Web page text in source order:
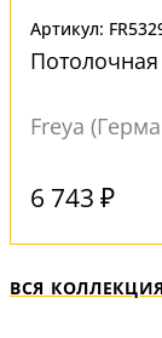
Артикул:
Потолочная
Freya
6 743 ₽
ВСЯ КОЛЛЕКЦИЯ